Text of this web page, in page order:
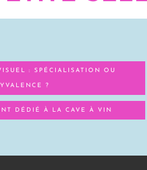
: SPÉCIALISATION OU
?
DÉDIÉ À LA CAVE À VIN